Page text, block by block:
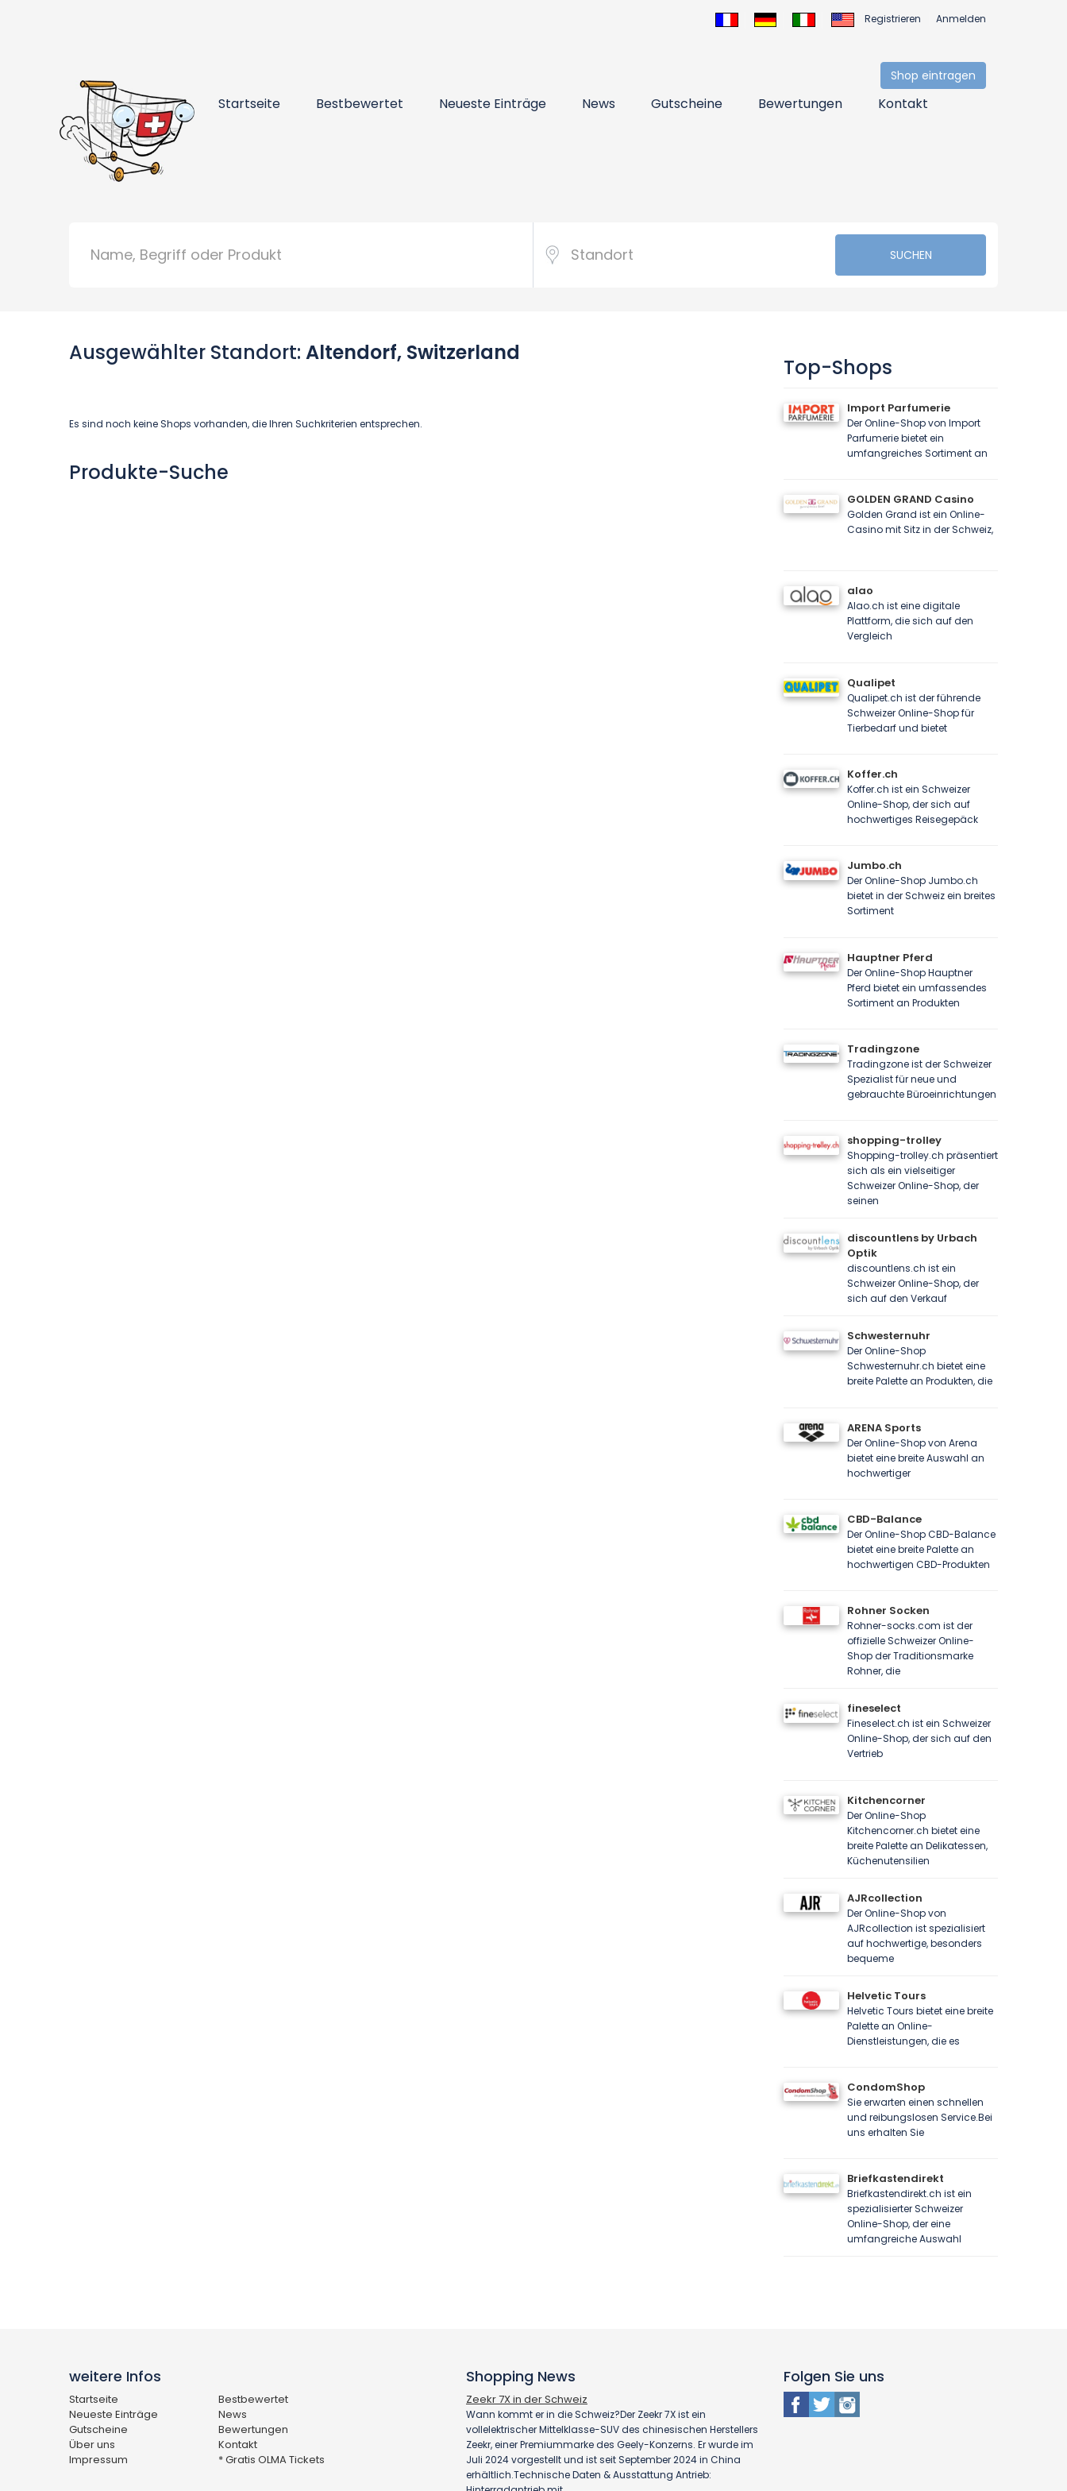
Registrieren Anmelden
Shop eintragen
Startseite Bestbewertet Neueste Einträge News Gutscheine Bewertungen Kontakt
SUCHEN
Ausgewählter Standort: Altendorf, Switzerland
Es sind noch keine Shops vorhanden, die Ihren Suchkriterien entsprechen.
Produkte-Suche
Top-Shops
Import Parfumerie
Der Online-Shop von Import
Parfumerie bietet ein
umfangreiches Sortiment an
GOLDEN GRAND Casino
Golden Grand ist ein Online-
Casino mit Sitz in der Schweiz,
alao
Alao.ch ist eine digitale
Plattform, die sich auf den
Vergleich
Qualipet
Qualipet.ch ist der führende
Schweizer Online-Shop für
Tierbedarf und bietet
Koffer.ch
Koffer.ch ist ein Schweizer
Online-Shop, der sich auf
hochwertiges Reisegepäck
Jumbo.ch
Der Online-Shop Jumbo.ch
bietet in der Schweiz ein breites
Sortiment
Hauptner Pferd
Der Online-Shop Hauptner
Pferd bietet ein umfassendes
Sortiment an Produkten
Tradingzone
Tradingzone ist der Schweizer
Spezialist für neue und
gebrauchte Büroeinrichtungen
shopping-trolley
Shopping-trolley.ch präsentiert
sich als ein vielseitiger
Schweizer Online-Shop, der
seinen
discountlens by Urbach
Optik
discountlens.ch ist ein
Schweizer Online-Shop, der
sich auf den Verkauf
Schwesternuhr
Der Online-Shop
Schwesternuhr.ch bietet eine
breite Palette an Produkten, die
ARENA Sports
Der Online-Shop von Arena
bietet eine breite Auswahl an
hochwertiger
CBD-Balance
Der Online-Shop CBD-Balance
bietet eine breite Palette an
hochwertigen CBD-Produkten
Rohner Socken
Rohner-socks.com ist der
offizielle Schweizer Online-
Shop der Traditionsmarke
Rohner, die
fineselect
Fineselect.ch ist ein Schweizer
Online-Shop, der sich auf den
Vertrieb
Kitchencorner
Der Online-Shop
Kitchencorner.ch bietet eine
breite Palette an Delikatessen,
Küchenutensilien
AJRcollection
Der Online-Shop von
AJRcollection ist spezialisiert
auf hochwertige, besonders
bequeme
Helvetic Tours
Helvetic Tours bietet eine breite
Palette an Online-
Dienstleistungen, die es
CondomShop
Sie erwarten einen schnellen
und reibungslosen Service.Bei
uns erhalten Sie
Briefkastendirekt
Briefkastendirekt.ch ist ein
spezialisierter Schweizer
Online-Shop, der eine
umfangreiche Auswahl
weitere Infos
Startseite
Bestbewertet
Neueste Einträge
News
Gutscheine
Bewertungen
Über uns
Kontakt
Impressum
* Gratis OLMA Tickets
Shopping News
Zeekr 7X in der Schweiz
Wann kommt er in die Schweiz?Der Zeekr 7X ist ein
vollelektrischer Mittelklasse-SUV des chinesischen Herstellers
Zeekr, einer Premiummarke des Geely-Konzerns. Er wurde im
Juli 2024 vorgestellt und ist seit September 2024 in China
erhältlich.Technische Daten & Ausstattung Antrieb:
Folgen Sie uns